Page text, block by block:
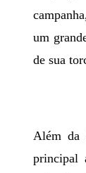
um
de sua
Além da
principal